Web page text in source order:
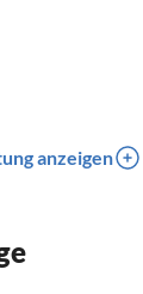
anzeigen